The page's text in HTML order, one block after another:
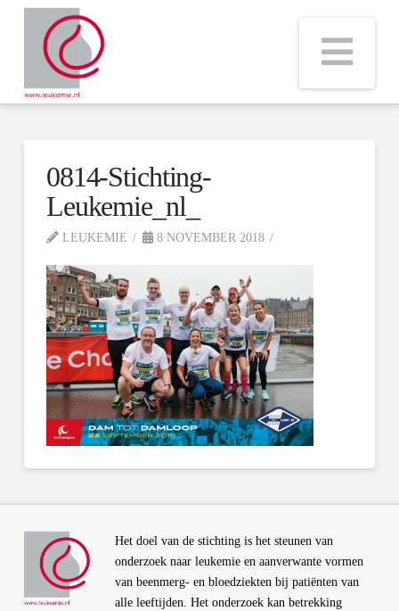
0814-Stichting-
Leukemie_nl_
LEUKEMIE 8 NOVEMBER 2018
Het doel van de stichting is het steunen van
onderzoek naar leukemie en aanverwante vormen
van beenmerg- en bloedziekten bij patiënten van
alle leeftijden. Het onderzoek kan betrekking